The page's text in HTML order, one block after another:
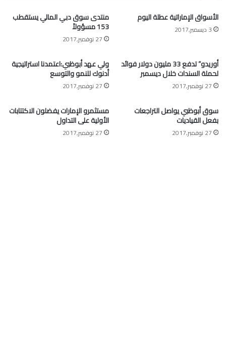
الأسواق الإماراتية عطلة اليوم
3 ديسمبر,2017
منتدى سوق دبي المالي يستقطب
153 مسؤولاً
27 نوفمبر,2017
أوريدو” تدفع 33 مليون دولار فوائد
لحملة السندات خلال ديسمبر
27 نوفمبر,2017
ولي عهد أبوظبي:اعتمدنا استراتيجية
أدنوك للنمو والتوسع
27 نوفمبر,2017
سوق أبوظبي يواصل التراجعات
بفعل القياديات
27 نوفمبر,2017
مستثمرو الإمارات يفضلون الاكتتابات
الأولية على التداول
27 نوفمبر,2017